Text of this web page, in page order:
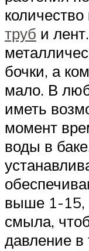
количество
труб и
бочки, а
мало. В
иметь
момент
воды в
выше 1-15,
смыла,
давление в